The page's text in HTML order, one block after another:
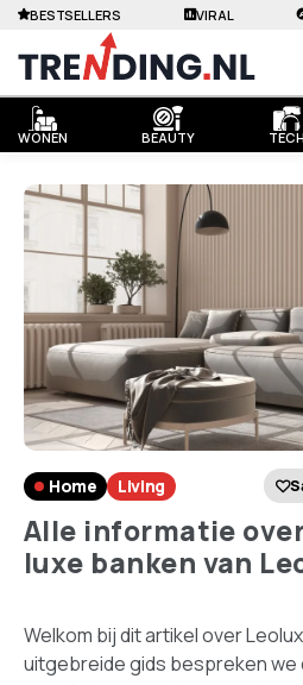
WONEN BEAUTY TECH
BESTSELLERS VIRAL
Home Living
Alle informatie
luxe banken van
Welkom bij dit artikel over
uitgebreide gids bespreken we